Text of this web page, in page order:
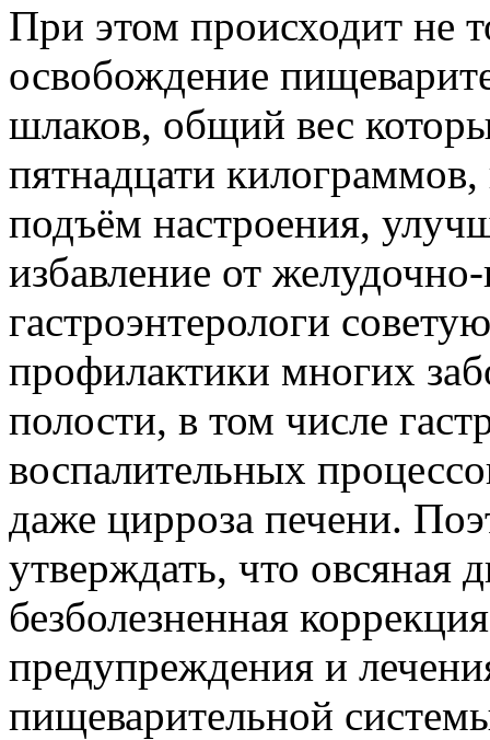
При этом происходит не
освобождение
шлаков, общий вес
пятнадцати
подъём настроения,
избавление от
гастроэнтерологи
профилактики многих
полости, в том числе
воспалительных
даже цирроза печени.
утверждать, что овсяная
безболезненная
предупреждения и
пищеварительной